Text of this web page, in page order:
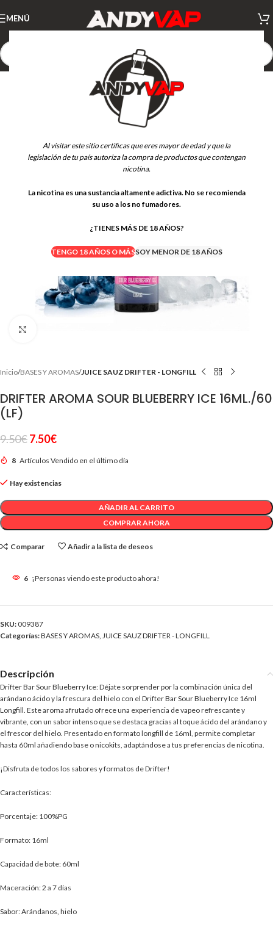
Al visitar este sitio certificas que eres mayor de edad y que la
legislación de tu país autoriza la compra de productos que contengan
nicotina.
La nicotina es una sustancia altamente adictiva. No se recomienda
su uso a los no fumadores.
¿TIENES MÁS DE 18 AÑOS?
TENGO 18 AÑOS O MÁSSOY MENOR DE 18 AÑOS
MENÚ
Inicio BASES Y AROMAS JUICE SAUZ DRIFTER - LONGFILL
DRIFTER AROMA SOUR BLUEBERRY ICE 16ML./60
(LF)
9.50€7.50€
8 Artículos Vendido en el último día
Hay existencias
AÑADIR AL CARRITO
COMPRAR AHORA
Comparar Añadir a la lista de deseos
6 ¡Personas viendo este producto ahora!
SKU: 009387
Categorías:BASES Y AROMAS, JUICE SAUZ DRIFTER - LONGFILL
Descripción
Drifter Bar Sour Blueberry Ice: Déjate sorprender por la combinación única del
arándano ácido y la frescura del hielo con el Drifter Bar Sour Blueberry Ice 16ml
Longfill. Este aroma afrutado ofrece una experiencia de vapeo refrescante y
vibrante, con un sabor intenso que se destaca gracias al toque ácido del arándano y
el frescor del hielo. Presentado en formato longfill de 16ml, permite completar
hasta 60ml añadiendo base o nicokits, adaptándose a tus preferencias de nicotina.
¡Disfruta de todos los sabores y formatos de Drifter!
Características:
Porcentaje: 100%PG
Formato: 16ml
Capacidad de bote: 60ml
Maceración: 2 a 7 días
Sabor: Arándanos, hielo